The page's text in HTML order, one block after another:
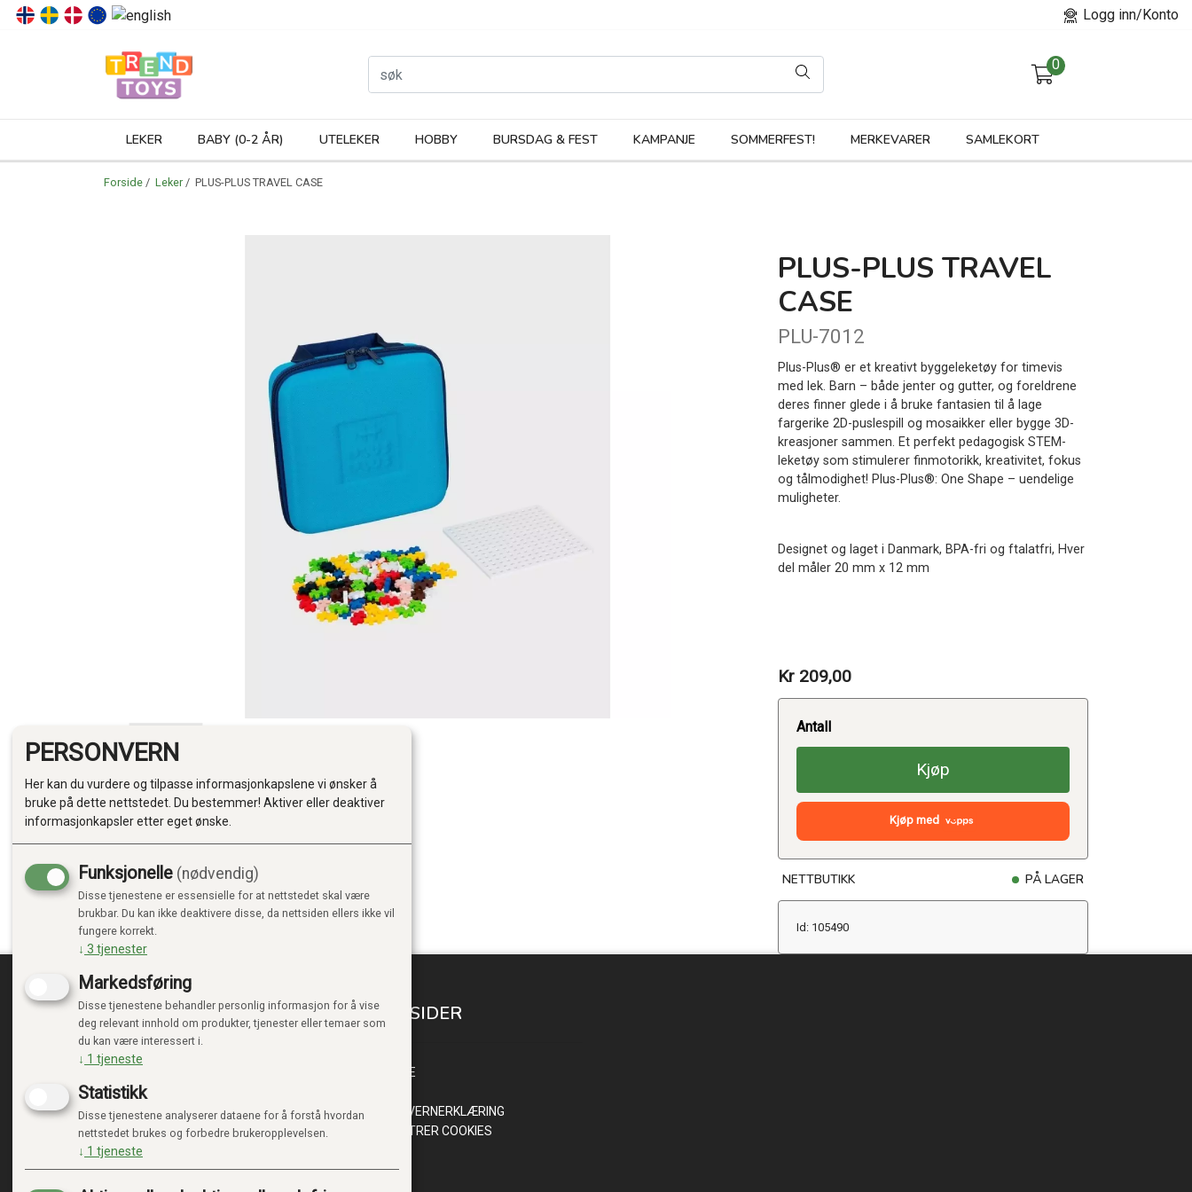
Logg inn/Konto
0
LEKER BABY (0-2 ÅR) UTELEKER HOBBY BURSDAG & FEST KAMPANJE SOMMERFEST! MERKEVARER SAMLEKORT
Forside / Leker / PLUS-PLUS TRAVEL CASE
PLUS-PLUS TRAVEL
CASE
PLU-7012
Plus-Plus® er et kreativt byggeleketøy for timevis
med lek. Barn – både jenter og gutter, og foreldrene
deres finner glede i å bruke fantasien til å lage
fargerike 2D-puslespill og mosaikker eller bygge 3D-
kreasjoner sammen. Et perfekt pedagogisk STEM-
leketøy som stimulerer finmotorikk, kreativitet, fokus
og tålmodighet! Plus-Plus®: One Shape – uendelige
muligheter.
Designet og laget i Danmark, BPA-fri og ftalatfri, Hver
del måler 20 mm x 12 mm
Kr 209,00
Antall
Kjøp
Kjøp med
NETTBUTIKK PÅ LAGER
Id: 105490
TRENDTOYS.NO
OM TRENDTOYS
GAVEKORT
MINE SIDER
NY KUNDE
PERSONVERNERKLÆRING
ADMINISTRER COOKIES
PERSONVERN
Her kan du vurdere og tilpasse informasjonkapslene vi ønsker å
bruke på dette nettstedet. Du bestemmer! Aktiver eller deaktiver
informasjonkapsler etter eget ønske.
Funksjonelle (nødvendig)
Disse tjenestene er essensielle for at nettstedet skal være
brukbar. Du kan ikke deaktivere disse, da nettsiden ellers ikke vil
fungere korrekt.
↓ 3 tjenester
Markedsføring
Disse tjenestene behandler personlig informasjon for å vise
deg relevant innhold om produkter, tjenester eller temaer som
du kan være interessert i.
↓ 1 tjeneste
Statistikk
Disse tjenestene analyserer dataene for å forstå hvordan
nettstedet brukes og forbedre brukeropplevelsen.
↓ 1 tjeneste